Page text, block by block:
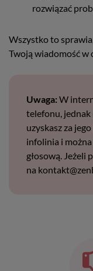
rozwiązać
Wszystko to
Twoją wiadomość w
Uwaga: W
telefonu, jednak
uzyskasz za
infolinia i
głosową. Jeżeli
na